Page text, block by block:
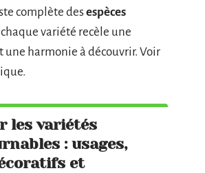
complète desespèces
chaque variété recèle une
une harmonie à découvrir. Voir
les variétés
: usages,
et